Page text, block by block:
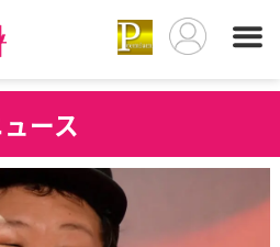
ース